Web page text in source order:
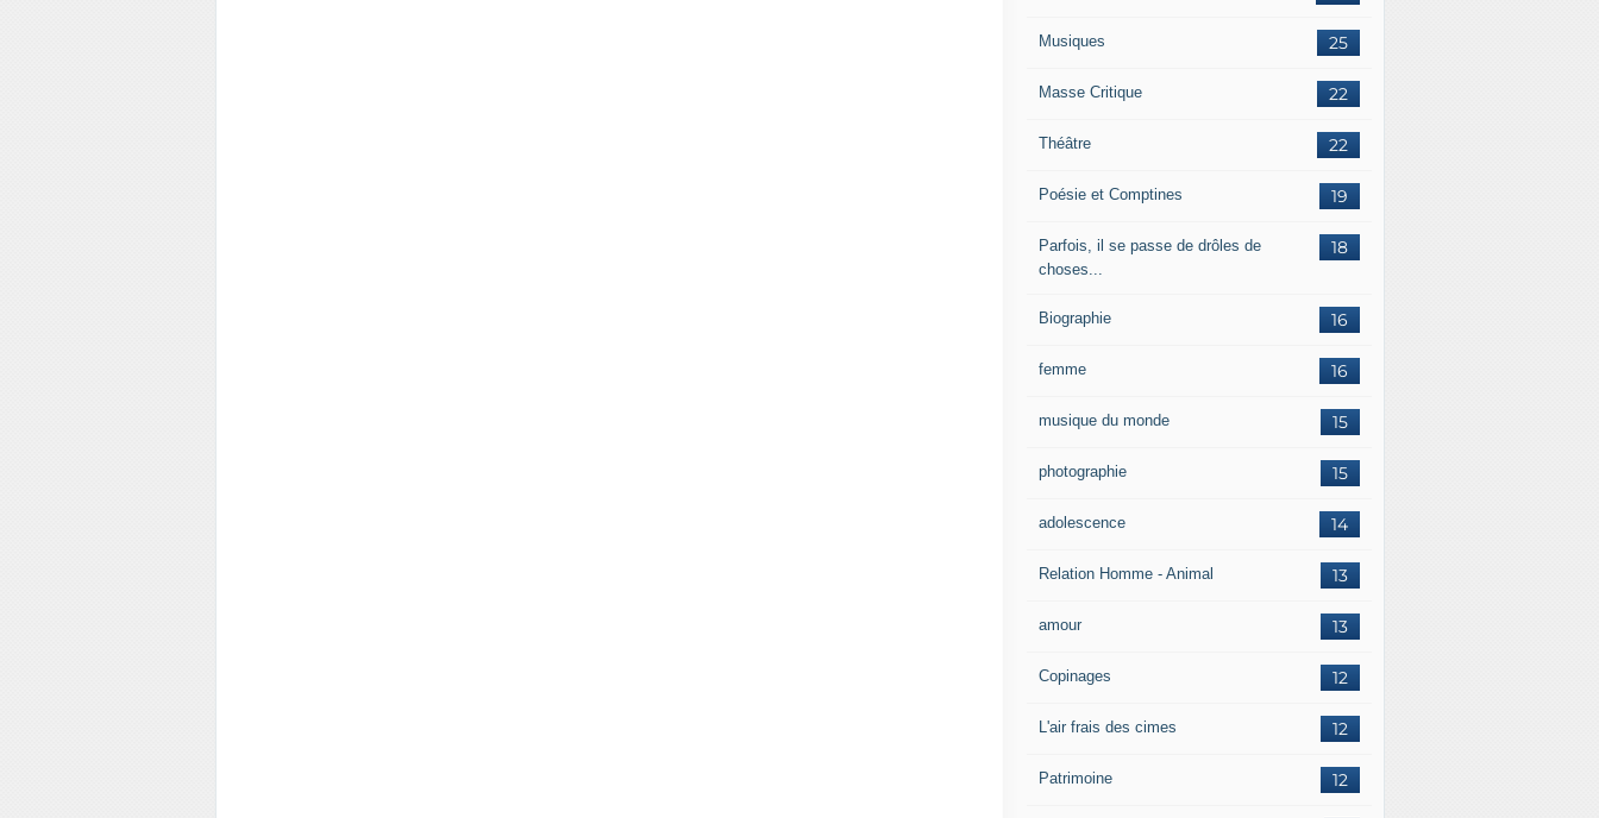
25
Musiques
22
Masse Critique
22
Théâtre
19
Poésie et Comptines
18
Parfois, il se passe de drôles de
choses...
16
Biographie
16
femme
15
musique du monde
15
photographie
14
adolescence
13
Relation Homme - Animal
13
amour
12
Copinages
12
L'air frais des cimes
12
Patrimoine